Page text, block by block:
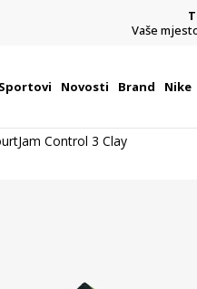
Vaše
Sportovi Novosti Brand Nike
Control 3 Clay